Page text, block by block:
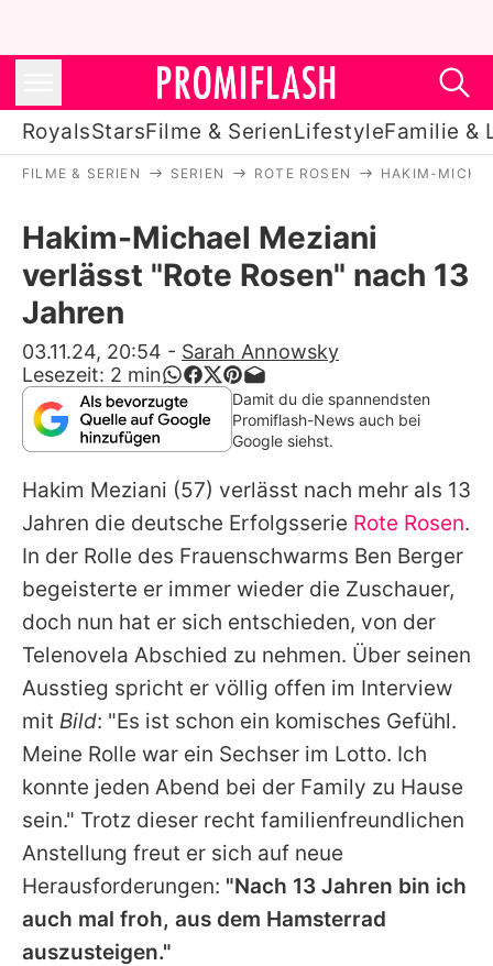
RoyalsStarsFilme & SerienLifestyleFamilie &
Stars
Filme & Serien
Lifestyle
Familie & Liebe
Promiflash Exklusiv
Alle Themen auf Promiflash
Jobs
App runterladen
Team
Redaktionelle Richtlinien
Impressum
Datenschutzerklärung
Utiq verwalten
FILME & SERIEN SERIEN ROTE ROSEN HAKIM-
Hakim-Michael Meziani
verlässt "Rote Rosen" nach 13
Jahren
03.11.24, 20:54 - Sarah Annowsky
Lesezeit: 2 min
Damit du die spannendsten
Promiflash-News auch bei
Google siehst.
Hakim Meziani (57) verlässt nach mehr als 13
Jahren die deutsche Erfolgsserie Rote Rosen.
In der Rolle des Frauenschwarms Ben Berger
begeisterte er immer wieder die Zuschauer,
doch nun hat er sich entschieden, von der
Telenovela Abschied zu nehmen. Über seinen
Ausstieg spricht er völlig offen im Interview
mit Bild: "Es ist schon ein komisches Gefühl.
Meine Rolle war ein Sechser im Lotto. Ich
konnte jeden Abend bei der Family zu Hause
sein." Trotz dieser recht familienfreundlichen
Anstellung freut er sich auf neue
Herausforderungen: "Nach 13 Jahren bin ich
auch mal froh, aus dem Hamsterrad
auszusteigen."